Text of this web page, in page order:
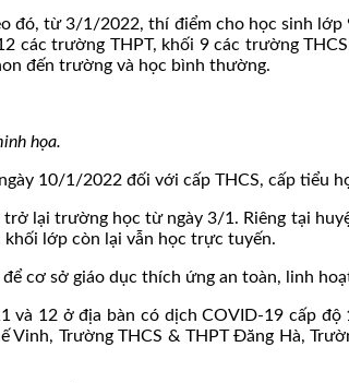
đó, từ 3/1/2022, thí điểm cho học sinh
các trường THPT, khối 9 các trường
đến trường và học bình thường.
họa.
10/1/2022 đối với cấp THCS, cấp tiểu
trở lại trường học từ ngày 3/1. Riêng tại
lớp còn lại vẫn học trực tuyến.
cơ sở giáo dục thích ứng an toàn, linh
12 ở địa bàn có dịch COVID-19 cấp độ
Trường THCS & THPT Đăng Hà,